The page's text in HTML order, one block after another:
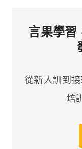
言果學習
從新人訓到
培